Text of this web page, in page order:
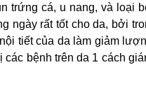
trứng cá, u nang, và loại
ngày rất tốt cho da, bởi
tiết của da làm giảm
bệnh trên da 1 cách